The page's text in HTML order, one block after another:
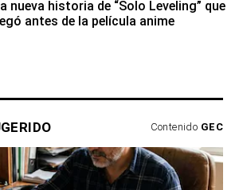
nueva historia de “Solo Leveling” que
antes de la película anime
Contenido GEC